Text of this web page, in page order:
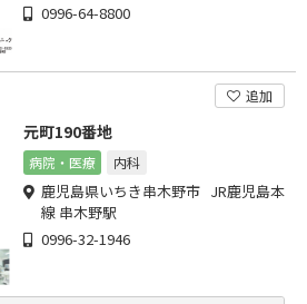
0996-64-8800
追加
元町190番地
病院・医療 内科
鹿児島県いちき串木野市 JR鹿児島本
線 串木野駅
0996-32-1946